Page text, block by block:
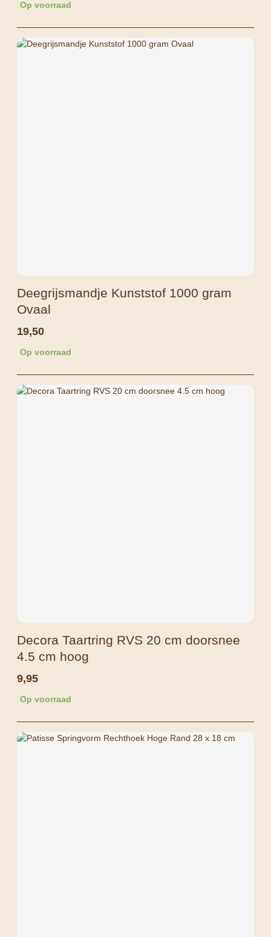
Op voorraad
Deegrijsmandje Kunststof 1000 gram
Ovaal
19,50
Op voorraad
Decora Taartring RVS 20 cm doorsnee
4.5 cm hoog
9,95
Op voorraad